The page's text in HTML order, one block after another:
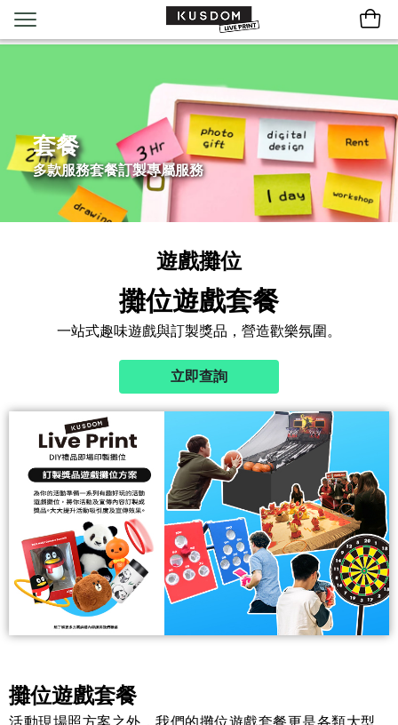
套餐
多款服務套餐訂製專屬服務
遊戲攤位
攤位遊戲套餐
一站式趣味遊戲與訂製獎品，營造歡樂氛圍。
立即查詢
攤位遊戲套餐
活動現場照方案之外，我們的攤位遊戲套餐更是各類大型